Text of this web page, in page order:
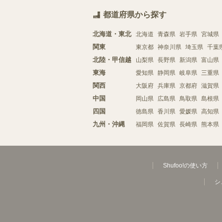
都道府県から探す
北海道・東北 北海道 青森県 岩手県 宮城県
関東 東京都 神奈川県 埼玉県 千葉
北陸・甲信越 山梨県 長野県 新潟県 富山県
東海 愛知県 静岡県 岐阜県 三重県
関西 大阪府 兵庫県 京都府 滋賀県
中国 岡山県 広島県 鳥取県 島根県
四国 徳島県 香川県 愛媛県 高知県
九州・沖縄 福岡県 佐賀県 長崎県 熊本県
Shufoo!の使い方